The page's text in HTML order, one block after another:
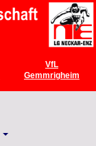
VfL
Gemmrigheim